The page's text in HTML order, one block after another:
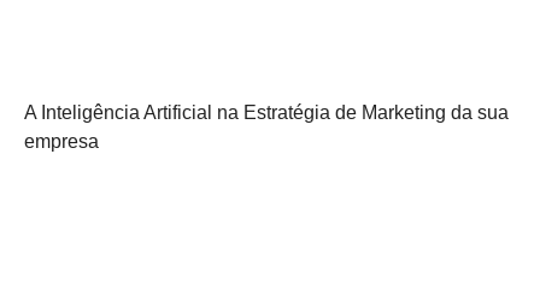
A Inteligência Artificial na Estratégia de Marketing da sua
empresa